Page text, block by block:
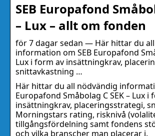
SEB Europafond
– Lux – allt om fonden
för 7 dagar sedan — Här hittar du
information om SEB Europafond
Lux i form av insättningkrav,
snittavkastning …
Här hittar du all nödvändig
Europafond Småbolag C SEK – Lux i
insättningkrav, placeringsstrategi,
Morningstars rating, risknivå
tillgångsfördelning samt fondens
och vilka branscher man placerar i.